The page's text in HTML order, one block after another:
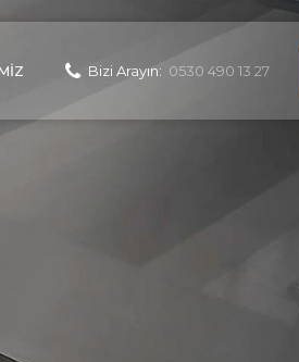
Bizi Arayın: 0530 490 13 27